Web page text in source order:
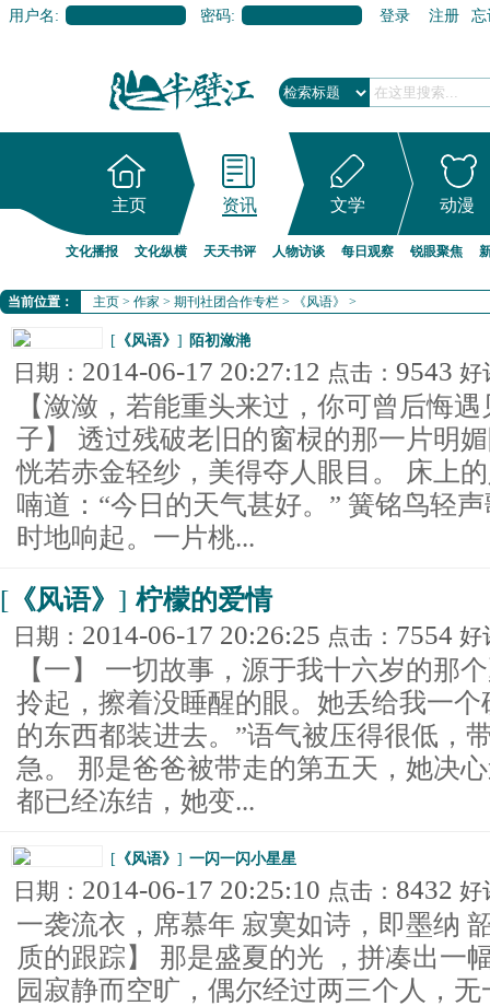
用户名: 密码: 登录 注册 忘
主页 资讯 文学 动漫
文化播报 文化纵横 天天书评 人物访谈 每日观察 锐眼聚焦
当前位置： 主页 > 作家 > 期刊社团合作专栏 > 《风语》 >
[ 《风语》 ] 陌初潋滟
日期： 2014-06-17 20:27:12 点击： 9543 好
【潋潋，若能重头来过，你可曾后悔
子】 透过残破老旧的窗棂的那一片明
恍若赤金轻纱，美得夺人眼目。 床上
喃道：“今日的天气甚好。” 簧铭鸟轻
时地响起。一片桃...
[ 《风语》 ] 柠檬的爱情
日期： 2014-06-17 20:26:25 点击： 7554 好
【一】 一切故事，源于我十六岁的那
拎起，擦着没睡醒的眼。她丢给我一
的东西都装进去。”语气被压得很低，
急。 那是爸爸被带走的第五天，她决
都已经冻结，她变...
[ 《风语》 ] 一闪一闪小星星
日期： 2014-06-17 20:25:10 点击： 8432 好
一袭流衣，席慕年 寂寞如诗，即墨纳
质的跟踪】 那是盛夏的光 ，拼凑出一
园寂静而空旷，偶尔经过两三个人，